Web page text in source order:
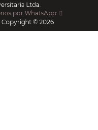
Ltda.
por WhatsApp:
Copyright © 2026